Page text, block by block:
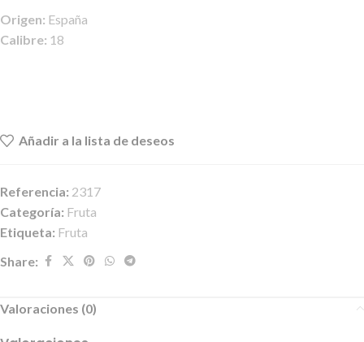
Origen: España
Calibre: 18
Añadir a la lista de deseos
Referencia: 2317
Categoría: Fruta
Etiqueta: Fruta
Share:
Valoraciones (0)